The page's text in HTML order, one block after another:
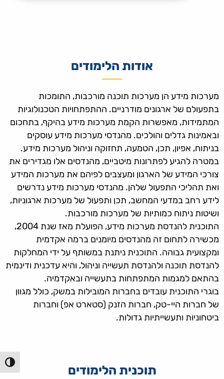
אודות הלימודים
מערכות מידע הן מערכות תוכנה מורכבות, התומכות
בתפעולם של ארגונים מודרניים. ההתפתחויות הטכנולוגיות
המתמידות, מאפשרות הקמת מערכות מידע בהיקף, בתחכום
ובאמינות גדלים והולכים. מהנדסי מערכות מידע עוסקים
בניתוח, אפיון, תכן, הטמעה, תחזוקה וניהול מערכות מידע.
במטרה להגיע לפתרונות מיטביים, מהנדסים אלו מגדירים את
צורכי המידע של הארגון ומעצבים לפיהם את מערכות המידע
ואת תהליכי התפעול שלהן. מהנדסי מערכות מידע נדרשים
לידע רחב במדעי המחשב, תכן ותפעול של מערכות ארגוניות,
ושיטות ניתוח כמותיות של מערכות מורכבות.
התוכנית להנדסת מערכות מידע, הפועלת מאז שנת 2004,
מכשירה לתחום זה מהנדסים מיומנים ברמה אקדמית
ומקצועית גבוהה. התוכנית ניתנת במשותף על ידי המחלקות
להנדסת תוכנה ולהנדסת תעשייה וניהול, והיא עדכנית ודינמית
בהתאם למגמות המתפתחות בתעשייה ובאקדמיה.
בוגרי התוכנית עובדים בחברות המובילות במשק, כולל מגוון
של חברות היי-טק, חברות הזנק (סטארט אפ) וחברות
ביטחוניות ותעשייתיות גדולות.
תוכנית הלימודים